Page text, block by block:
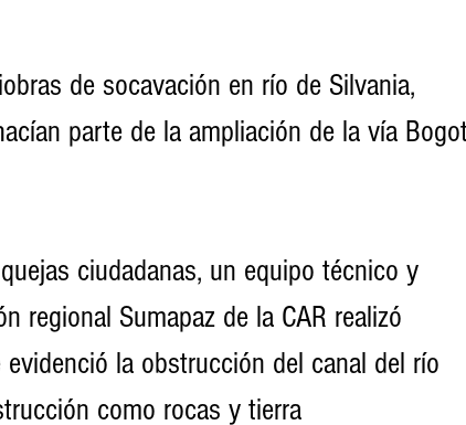
de socavación en río de Silvania,
parte de la ampliación de la vía
ciudadanas, un equipo técnico y
regional Sumapaz de la CAR realizó
la obstrucción del canal del río
como rocas y tierra